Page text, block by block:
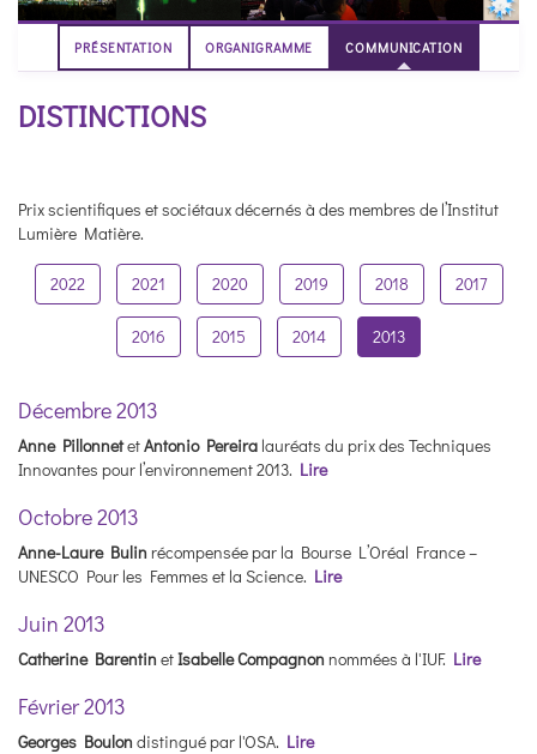
PRÉSENTATION ORGANIGRAMME COMMUNICATION
DISTINCTIONS
Prix scientifiques et sociétaux décernés à des membres de l’Institut
Lumière Matière.
2022 2021 2020 2019 2018 2017
2016 2015 2014 2013
Décembre 2013
Anne PillonnetetAntonio Pereira lauréats du prix des Techniques
Innovantes pour l’environnement 2013. Lire
Octobre 2013
Anne-Laure Bulin récompensée par la Bourse L’Oréal France –
UNESCO Pour les Femmes et la Science. Lire
Juin 2013
Catherine Barentin etIsabelle Compagnon nommées à l'IUF. Lire
Février 2013
Georges Boulon distingué par l'OSA. Lire